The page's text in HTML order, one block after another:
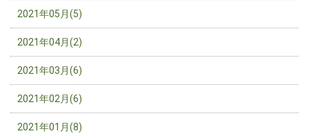
2021年05月(5)
2021年04月(2)
2021年03月(6)
2021年02月(6)
2021年01月(8)